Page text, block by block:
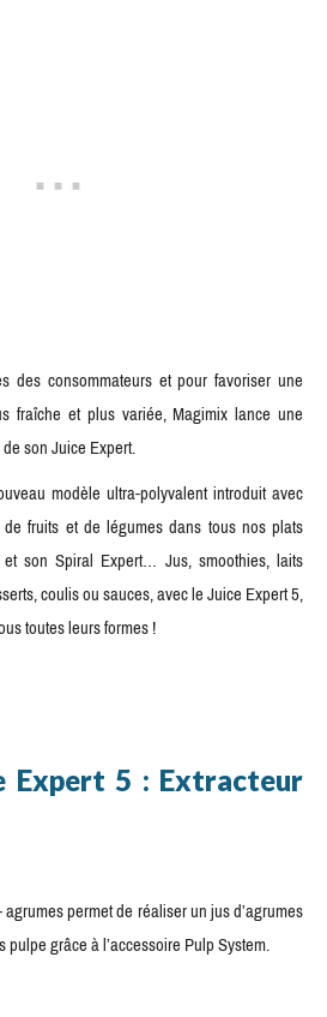
des consommateurs et pour favoriser une
fraîche et plus variée, Magimix lance une
son Juice Expert.
modèle ultra-polyvalent introduit avec
fruits et de légumes dans tous nos plats
son Spiral Expert… Jus, smoothies, laits
coulis ou sauces, avec le Juice Expert 5,
toutes leurs formes !
Expert 5 : Extracteur
permet de réaliser un jus d’agrumes
grâce à l’accessoire Pulp System.